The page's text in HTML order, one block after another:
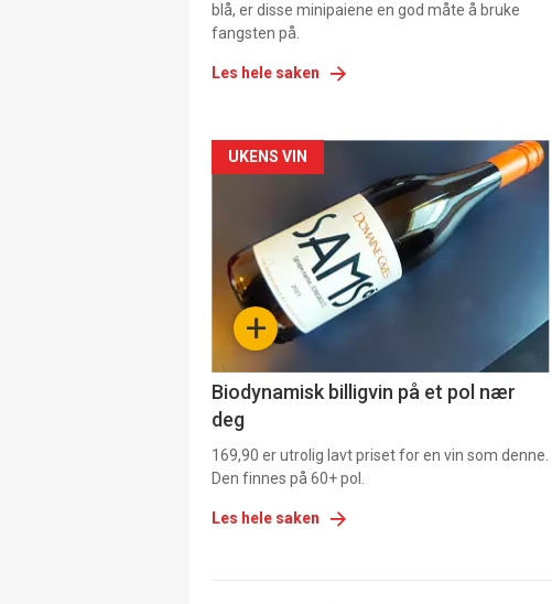
blå, er disse minipaiene en god måte å bruke
fangsten på.
Les hele saken
Forsiden
akkurat
nå
-
+
UKENS VIN
Biodynamisk billigvin på et pol nær
deg
169,90 er utrolig lavt priset for en vin som denne.
Den finnes på 60+ pol.
Les hele saken